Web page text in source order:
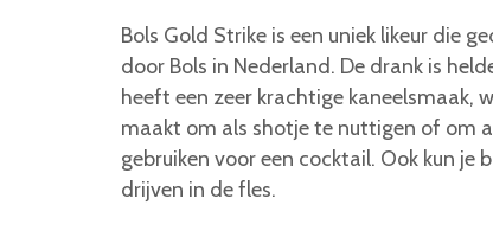
Bols Gold Strike is een uniek likeur die
door Bols in Nederland. De drank is
heeft een zeer krachtige kaneelsmaak,
maakt om als shotje te nuttigen of om
gebruiken voor een cocktail. Ook kun je
drijven in de fles.